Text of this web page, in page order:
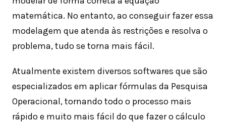
matemática. No entanto, ao conseguir fazer essa
modelagem que atenda às restrições e resolva o
problema, tudo se torna mais fácil.
Atualmente existem diversos softwares que são
especializados em aplicar fórmulas da Pesquisa
Operacional, tornando todo o processo mais
rápido e muito mais fácil do que fazer o cálculo